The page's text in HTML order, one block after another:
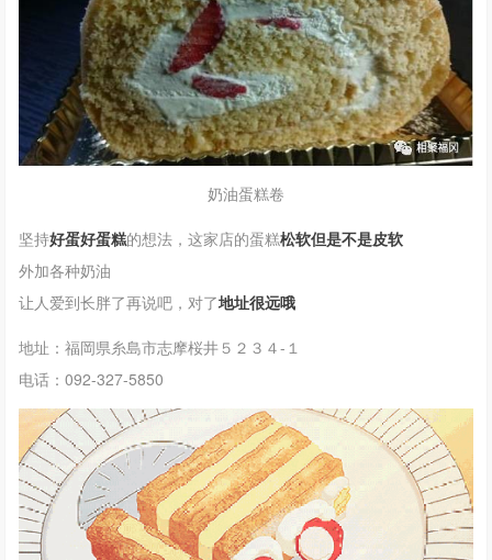
奶油蛋糕卷
坚持好蛋好蛋糕的想法，这家店的蛋糕松软但是不是皮软
外加各种奶油
让人爱到长胖了再说吧，对了地址很远哦
地址：福岡県糸島市志摩桜井５２３４-１
电话：092-327-5850